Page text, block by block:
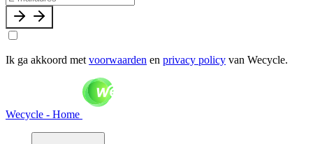
Ik ga akkoord met voorwaarden en privacy policy van Wecycle.
Wecycle - Home